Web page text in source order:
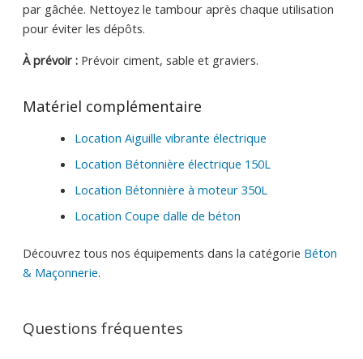
par gâchée. Nettoyez le tambour après chaque utilisation
pour éviter les dépôts.
À prévoir :Prévoir ciment, sable et graviers.
Matériel complémentaire
Location Aiguille vibrante électrique
Location Bétonnière électrique 150L
Location Bétonnière à moteur 350L
Location Coupe dalle de béton
Découvrez tous nos équipements dans la catégorie Béton
& Maçonnerie.
Questions fréquentes